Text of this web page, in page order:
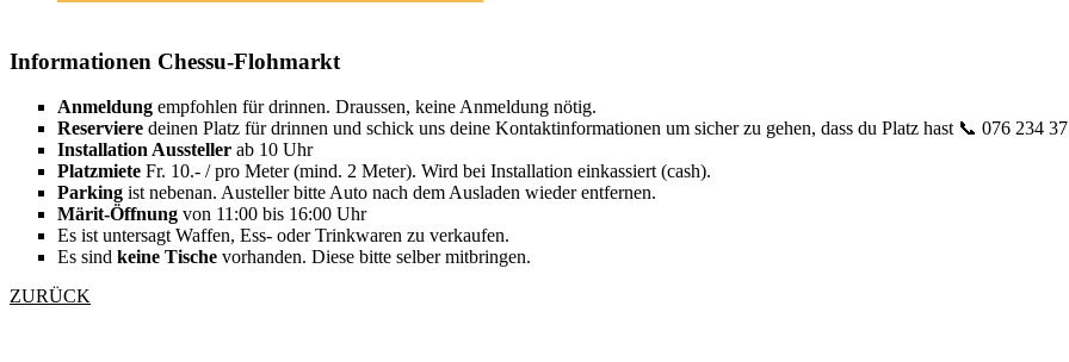
Informationen Chessu-Flohmarkt
Anmeldung empfohlen für drinnen. Draussen, keine Anmeldung nötig.
Reserviere deinen Platz für drinnen und schick uns deine Kontaktinformationen um sicher zu gehen, dass du Platz hast 📞 076 234
Installation Aussteller ab 10 Uhr
Platzmiete Fr. 10.- / pro Meter (mind. 2 Meter). Wird bei Installation einkassiert (cash).
Parking ist nebenan. Austeller bitte Auto nach dem Ausladen wieder entfernen.
Märit-Öffnung von 11:00 bis 16:00 Uhr
Es ist untersagt Waffen, Ess- oder Trinkwaren zu verkaufen.
Es sind keine Tische vorhanden. Diese bitte selber mitbringen.
ZURÜCK